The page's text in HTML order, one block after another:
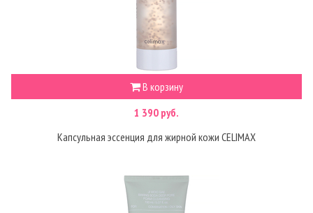
В корзину
1 390 руб.
Капсульная эссенция для жирной кожи CELIMAX